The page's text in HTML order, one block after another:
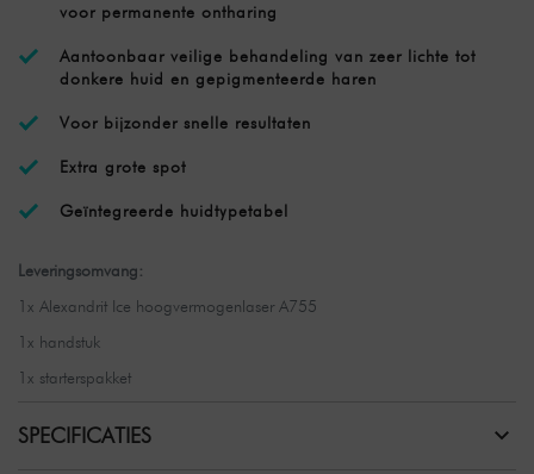
voor permanente ontharing
Aantoonbaar veilige behandeling van zeer lichte tot
donkere huid en gepigmenteerde haren
Voor bijzonder snelle resultaten
Extra grote spot
Geïntegreerde huidtypetabel
Leveringsomvang:
1x Alexandrit Ice hoogvermogenlaser A755
1x handstuk
1x starterspakket
SPECIFICATIES